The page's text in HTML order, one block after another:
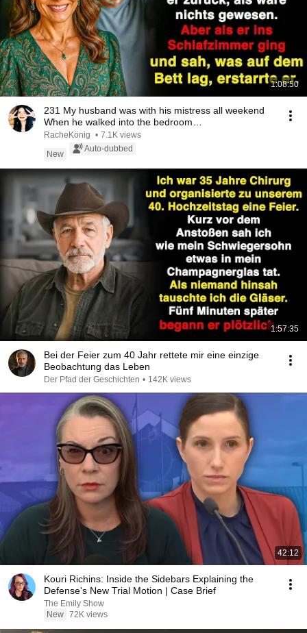
1:08:50
231 My husband was with his mistress all weekend
When he walked into the bedroom…
RacheKönig • 7.1K views
New
Auto-dubbed
1:57:35
Bei der Feier zum 40 Jahr rettete mir eine einzige
Beobachtung das Leben
Der Pfad der Geschichten • 142K views
42:12
Kouri Richins: Inside the Sidebars Explaining the
Defense's New Trial Motion | Case Brief
The Emily Show
New 72K views